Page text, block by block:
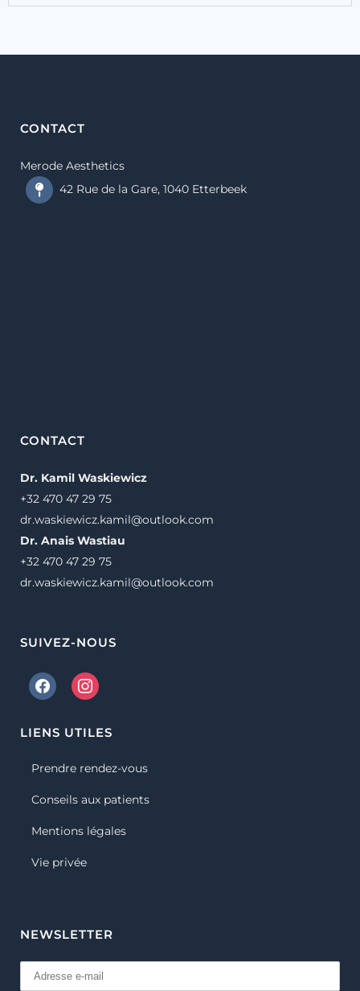
CONTACT
Merode Aesthetics
42 Rue de la Gare, 1040 Etterbeek
CONTACT
Dr. Kamil Waskiewicz
+32 470 47 29 75
dr.waskiewicz.kamil@outlook.com
Dr. Anais Wastiau
+32 470 47 29 75
dr.waskiewicz.kamil@outlook.com
SUIVEZ-NOUS
LIENS UTILES
Prendre rendez-vous
Conseils aux patients
Mentions légales
Vie privée
NEWSLETTER